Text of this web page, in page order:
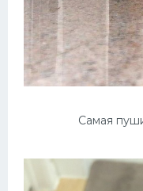
Самая